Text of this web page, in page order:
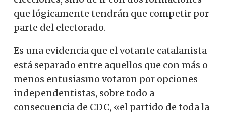
que lógicamente tendrán que competir por
parte del electorado.
Es una evidencia que el votante catalanista
está separado entre aquellos que con más o
menos entusiasmo votaron por opciones
independentistas, sobre todo a
consecuencia de CDC, «el partido de toda la